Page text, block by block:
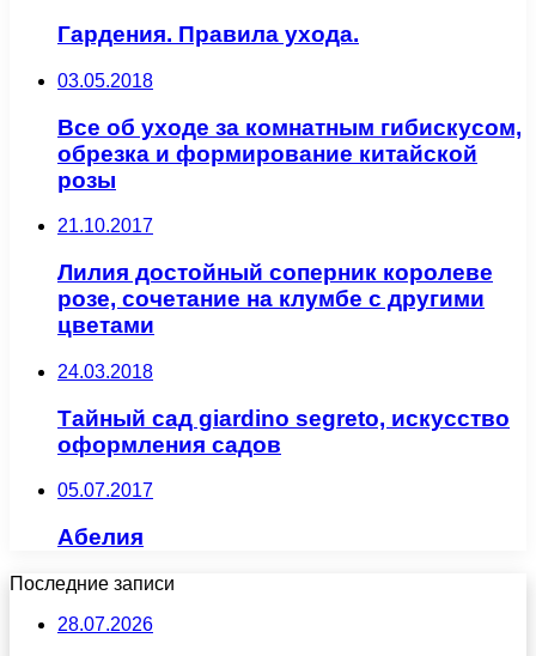
Гардения. Правила ухода.
03.05.2018
Все об уходе за комнатным гибискусом,
обрезка и формирование китайской
розы
21.10.2017
Лилия достойный соперник королеве
розе, сочетание на клумбе с другими
цветами
24.03.2018
Тайный сад giardino segreto, искусство
оформления садов
05.07.2017
Абелия
Последние записи
28.07.2026